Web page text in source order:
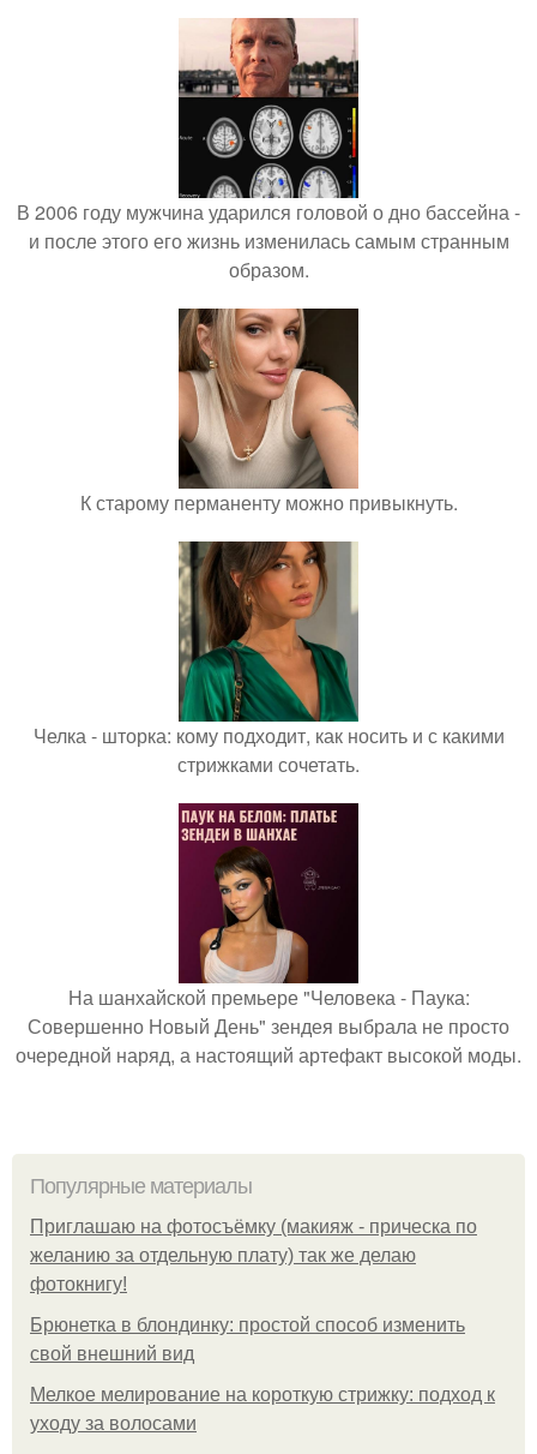
В 2006 году мужчина ударился головой о дно бассейна -
и после этого его жизнь изменилась самым странным
образом.
К старому перманенту можно привыкнуть.
Челка - шторка: кому подходит, как носить и с какими
стрижками сочетать.
На шанхайской премьере "Человека - Паука:
Совершенно Новый День" зендея выбрала не просто
очередной наряд, а настоящий артефакт высокой моды.
Популярные материалы
Приглашаю на фотосъёмку (макияж - прическа по
желанию за отдельную плату) так же делаю
фотокнигу!
Брюнетка в блондинку: простой способ изменить
свой внешний вид
Мелкое мелирование на короткую стрижку: подход к
уходу за волосами